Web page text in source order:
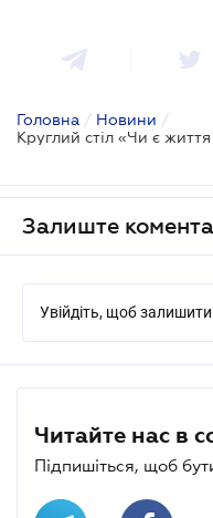
Головна / Новини /
Залиште
Увійдіть, щоб
Читайте нас в
Підпишіться, щоб